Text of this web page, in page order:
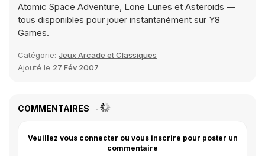
Atomic Space Adventure, Lone Lunes et Asteroids —
tous disponibles pour jouer instantanément sur Y8
Games.
Catégorie: Jeux Arcade et Classiques
Ajouté le 27 Fév 2007
COMMENTAIRES
Veuillez vous connecter ou vous inscrire pour poster un
commentaire